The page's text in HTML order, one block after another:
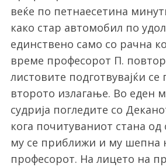
веќе по петнаесетина
како стар автомобил по
единствено само со рачна
време професорот П.
листовите подготвувајќи се
второто излагање. Во еден
судрија погледите со
кога почитуваниот стана од
му се приближи и му шепна
професорот. На лицето на